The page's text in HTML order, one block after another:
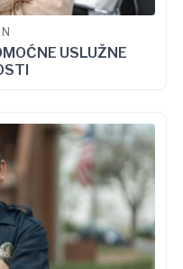
USLUŽNE